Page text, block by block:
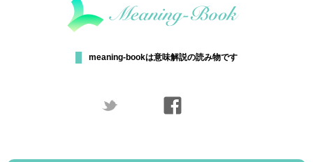
meaning-bookは意味解説の読み物です